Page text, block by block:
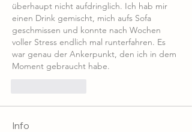
überhaupt nicht aufdringlich. Ich hab mir
einen Drink gemischt, mich aufs Sofa
geschmissen und konnte nach Wochen
voller Stress endlich mal runterfahren. Es
war genau der Ankerpunkt, den ich in dem
Moment gebraucht habe.
Info